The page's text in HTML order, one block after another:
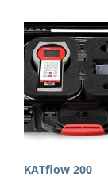
KATflow 200